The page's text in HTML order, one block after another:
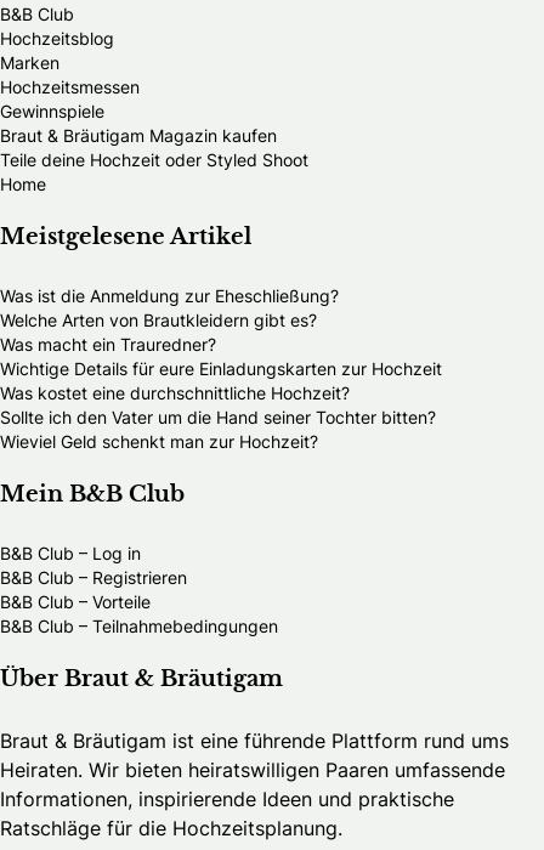
B&B Club
Hochzeitsblog
Marken
Hochzeitsmessen
Gewinnspiele
Braut & Bräutigam Magazin kaufen
Teile deine Hochzeit oder Styled Shoot
Home
Meistgelesene Artikel
Was ist die Anmeldung zur Eheschließung?
Welche Arten von Brautkleidern gibt es?
Was macht ein Trauredner?
Wichtige Details für eure Einladungskarten zur Hochzeit
Was kostet eine durchschnittliche Hochzeit?
Sollte ich den Vater um die Hand seiner Tochter bitten?
Wieviel Geld schenkt man zur Hochzeit?
Mein B&B Club
B&B Club – Log in
B&B Club – Registrieren
B&B Club – Vorteile
B&B Club – Teilnahmebedingungen
Über Braut & Bräutigam
Braut & Bräutigam ist eine führende Plattform rund ums
Heiraten. Wir bieten heiratswilligen Paaren umfassende
Informationen, inspirierende Ideen und praktische
Ratschläge für die Hochzeitsplanung.